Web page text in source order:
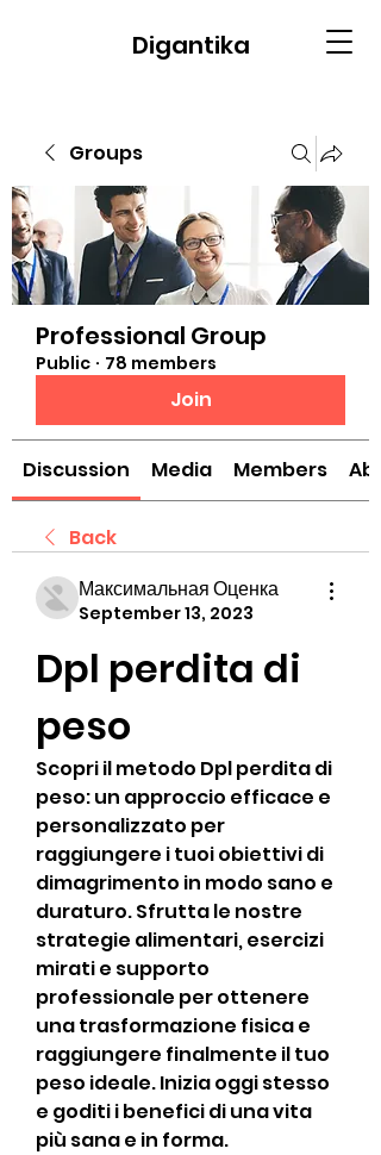
Digantika
Groups
Professional Group
Public · 78 members
Join
Discussion Media Members
Back
Максимальная Оценка
September 13, 2023
Dpl perdita di
peso
Scopri il metodo Dpl perdita di
peso: un approccio efficace e
personalizzato per
raggiungere i tuoi obiettivi di
dimagrimento in modo sano e
duraturo. Sfrutta le nostre
strategie alimentari, esercizi
mirati e supporto
professionale per ottenere
una trasformazione fisica e
raggiungere finalmente il tuo
peso ideale. Inizia oggi stesso
e goditi i benefici di una vita
più sana e in forma.